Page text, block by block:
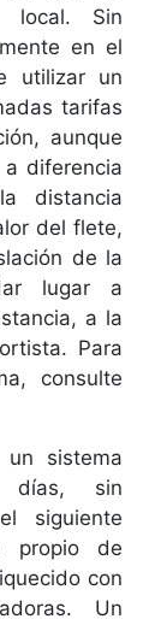
local. Sin
en el
utilizar un
tarifas
aunque
diferencia
distancia
del flete,
de la
lugar a
a la
Para
consulte
un sistema
días, sin
siguiente
propio de
con
Un